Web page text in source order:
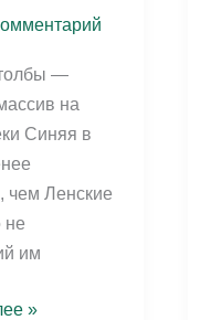
—
на
Синяя в
чем Ленские
не
им
»